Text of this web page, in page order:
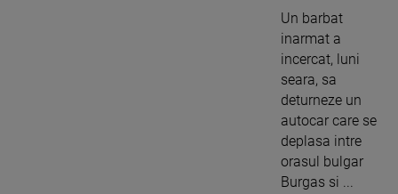
Un barbat
inarmat a
incercat, luni
seara, sa
deturneze un
autocar care se
deplasa intre
orasul bulgar
Burgas si ...